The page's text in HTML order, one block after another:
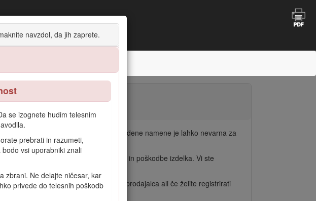
navzdol, da jih zaprete.
se izognete hudim telesnim
prebrati in razumeti,
vsi uporabniki znali
zbrani. Ne delajte ničesar, kar
privede do telesnih poškodb
MDX
tovorov. Uporaba izdelka za nepredvidene namene je lahko nevarna za
ter preprečite telesne poškodbe in poškodbe izdelka. Vi ste
o dodatni opremi, pomoč pri iskanju prodajalca ali če želite registrirati